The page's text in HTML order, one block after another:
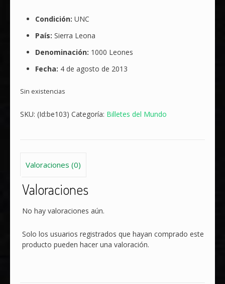
Condición: UNC
País: Sierra Leona
Denominación: 1000 Leones
Fecha: 4 de agosto de 2013
Sin existencias
SKU: (Id:be103) Categoría: Billetes del Mundo
Valoraciones (0)
Valoraciones
No hay valoraciones aún.
Solo los usuarios registrados que hayan comprado este
producto pueden hacer una valoración.